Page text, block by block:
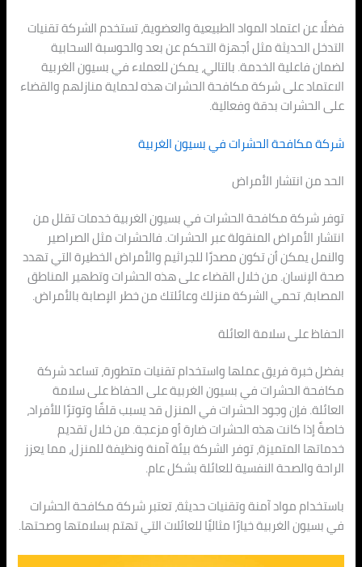
فضلًا عن اعتماد المواد الطبيعية والعضوية، تستخدم الشركة تقنيات
التدخل الحديثة مثل أجهزة التحكم عن بعد والحوسبة السحابية
لضمان فاعلية الخدمة. بالتالي، يمكن للعملاء في بسيون الغربية
الاعتماد على شركة مكافحة الحشرات هذه لحماية منازلهم والقضاء
على الحشرات بدقة وفعالية.
شركة مكافحة الحشرات في بسيون الغربية
الحد من انتشار الأمراض
توفر شركة مكافحة الحشرات في بسيون الغربية خدمات تقلل من
انتشار الأمراض المنقولة عبر الحشرات. فالحشرات مثل الصراصير
والنمل يمكن أن تكون مصدرًا للجراثيم والأمراض الخطيرة التي تهدد
صحة الإنسان. من خلال القضاء على هذه الحشرات وتطهير المناطق
المصابة، تحمي الشركة منزلك وعائلتك من خطر الإصابة بالأمراض.
الحفاظ على سلامة العائلة
بفضل خبرة فريق عملها واستخدام تقنيات متطورة، تساعد شركة
مكافحة الحشرات في بسيون الغربية على الحفاظ على سلامة
العائلة. فإن وجود الحشرات في المنزل قد يسبب قلقًا وتوترًا للأفراد،
خاصةً إذا كانت هذه الحشرات ضارة أو مزعجة. من خلال تقديم
خدماتها المتميزة، توفر الشركة بيئة آمنة ونظيفة للمنزل، مما يعزز
الراحة والصحة النفسية للعائلة بشكل عام.
باستخدام مواد آمنة وتقنيات حديثة، تعتبر شركة مكافحة الحشرات
في بسيون الغربية خيارًا مثاليًا للعائلات التي تهتم بسلامتها وصحتها.